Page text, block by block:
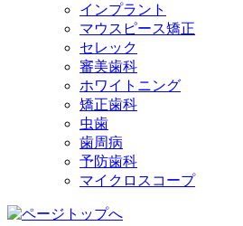
インプラント
マウスピース矯正
セレック
審美歯科
ホワイトニング
矯正歯科
虫歯
歯周病
予防歯科
マイクロスコープ